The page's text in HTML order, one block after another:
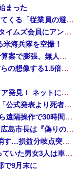
まった
【イオンモール熊本】 一転して話が変わってくる「従業員の避難誘導の証言が複数」イオン側が社内規定に抵触していた疑い
路上駐車経験率が過去最少の21%へ低下！タイムズ会員にアンケート
海兵隊を空撮！
防衛省、防衛費過去最大8.9兆円要求へ 予算案で膨張、無人機・AI導入
【画像】 農家ワイが作ったタマネギ、お前らの想像する1.5倍はデカいぞ
【衝撃】 中国製ルーター20機種にバックドア発見！ ネットに繋ぐだけで35秒ごとに中国のサーバーと通信
中国「大洪水！」中国ダム「決壊」地元民「公式発表より死者多い！」中国政府「住民拘束！（安否不明」中国当局「救助隊動画も削除」台風13号「三峡ダム接近中」→
中国人のリウさん、新エネ車で国境越えたら遠隔操作で30時間ロックされる！
【平和宣言を非難】 ロシア外務省報道官「広島市長は『偽りの呪文』繰り返している」
K-POPアイドルの約半数が3年後には姿を消す…損益分岐点突破は4％未満
【鹿児島】 突然右折し路面電車と衝突 乗っていた男女3人は車を放置しダッシュで逃走中
で9月末に